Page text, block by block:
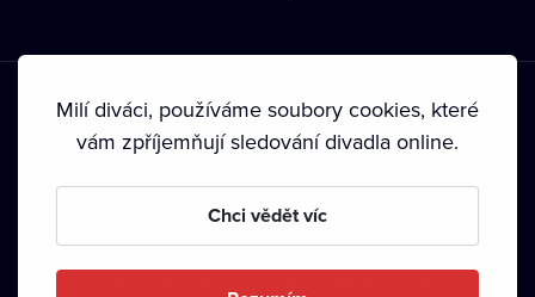
Podmínky používání • Ochrana soukromí • Zásady používání
• Autorská práva•
Milí diváci, používáme soubory cookies, které
vám zpříjemňují sledování divadla online.
Chci vědět víc